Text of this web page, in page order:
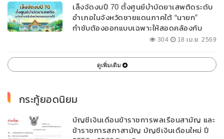
เล็งจัดงบปี 70 ตั้งศูนย์บำบัดยาเสพติดระดับ
อำเภอในจังหวัดชายแดนภาคใต้ “นายก”
กำชับต้องออกแบบเฉพาะให้สอดคล้องกับ
304 18 เม.ย. 2569
ดูเพิ่มเติม
กระทู้ยอดนิยม
บัญชีเงินเดือนข้าราชการพลเรือนสามัญ และ
ข้าราชการสภาสามัญ บัญชีเงินเดือนใหม่ ปี